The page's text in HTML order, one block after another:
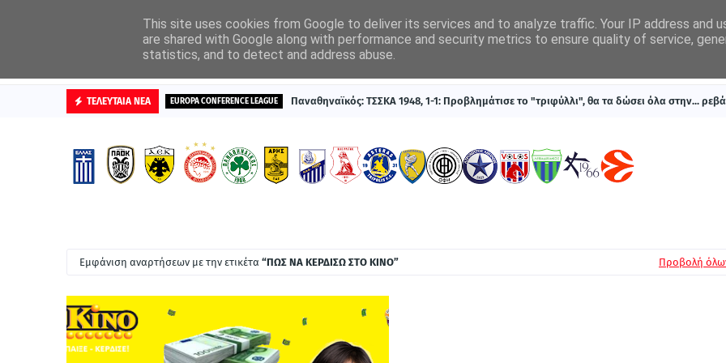
ΒΑΘΜΟΛΟΓΙΕΣ ΠΡΩΤΟΣΕΛΙΔΑ
ΤΕΛΕΥΤΑΙΑ ΝΕΑ EUROPA CONFERENCE LEAGUE Παναθηναϊκός: ΤΣΣΚΑ 1948, 1-1: Προβλημάτισε το "τριφύλλι", θα τα δώσει όλα στην...
Εμφάνιση αναρτήσεων με την ετικέτα ΠΩΣ ΝΑ ΚΕΡΔΙΣΩ ΣΤΟ ΚΙΝΟ Προβολή
This site uses cookies from Google to deliver its services and to analyze traffic. Your IP address and
are shared with Google along with performance and security metrics to ensure quality of service,
statistics, and to detect and address abuse.